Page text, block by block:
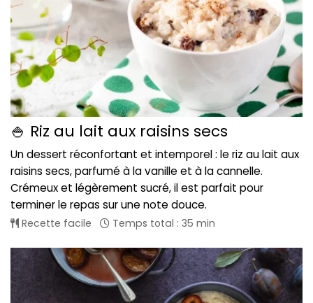
🍚 Riz au lait aux raisins secs
Un dessert réconfortant et intemporel : le riz au lait aux
raisins secs, parfumé à la vanille et à la cannelle.
Crémeux et légèrement sucré, il est parfait pour
terminer le repas sur une note douce.
Recette facile Temps total : 35 min